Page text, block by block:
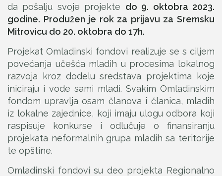
da pošalju svoje projekte do 9. oktobra 2023.
godine. Produžen je rok za prijavu za Sremsku
Mitrovicu do 20. oktobra do 17h.
Projekat Omladinski fondovi realizuje se s ciljem
povećanja učešća mladih u procesima lokalnog
razvoja kroz dodelu sredstava projektima koje
iniciraju i vode sami mladi. Svakim Omladinskim
fondom upravlja osam članova i članica, mladih
iz lokalne zajednice, koji imaju ulogu odbora koji
raspisuje konkurse i odlučuje o finansiranju
projekata neformalnih grupa mladih sa teritorije
te opštine.
Omladinski fondovi su deo projekta Regionalno